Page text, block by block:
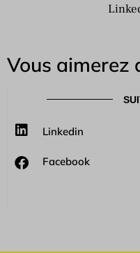
Vous aimerez
Linkedin
Facebook